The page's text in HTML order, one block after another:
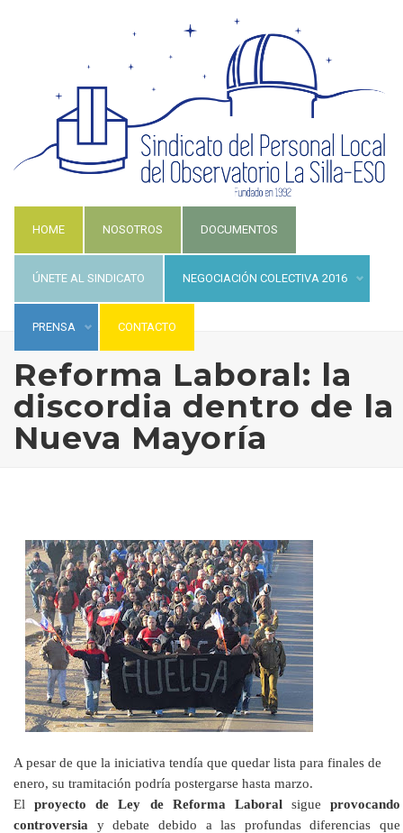
HOME NOSOTROS DOCUMENTOS
ÚNETE AL SINDICATO NEGOCIACIÓN COLECTIVA 2016
PRENSA CONTACTO
Reforma Laboral: la
discordia dentro de la
Nueva Mayoría
A pesar de que la iniciativa tendía que quedar lista para finales de
enero, su tramitación podría postergarse hasta marzo.
Elproyecto de Ley de Reforma Laboralsigueprovocando
controversia y debate debido a las profundas diferencias que